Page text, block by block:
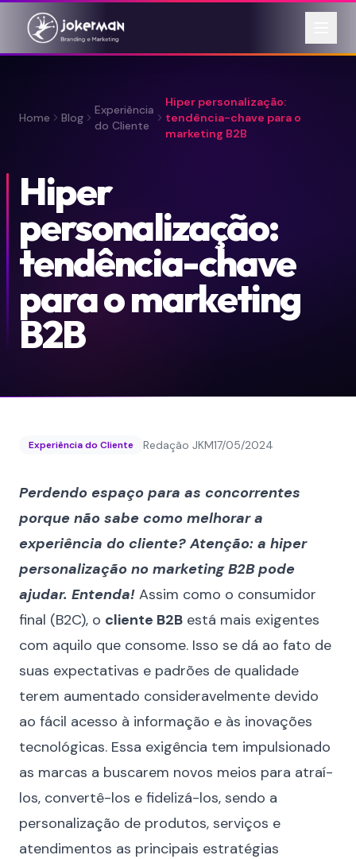
Home Blog
Experiência
do Cliente
Hiper personalização:
tendência-chave para o
marketing B2B
Hiper
personalização:
tendência-chave
para o marketing
B2B
Experiência do Cliente Redação JKM17/05/2024
Perdendo espaço para as concorrentes
porque não sabe como melhorar a
experiência do cliente? Atenção: a hiper
personalização no marketing B2B pode
ajudar. Entenda! Assim como o consumidor
final (B2C), o cliente B2B está mais exigentes
com aquilo que consome. Isso se dá ao fato de
suas expectativas e padrões de qualidade
terem aumentado consideravelmente devido
ao fácil acesso à informação e às inovações
tecnológicas. Essa exigência tem impulsionado
as marcas a buscarem novos meios para atraí-
los, convertê-los e fidelizá-los, sendo a
personalização de produtos, serviços e
atendimentos as principais estratégias